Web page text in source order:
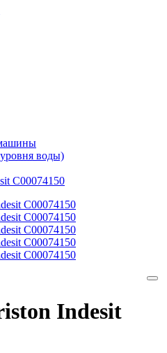
воды)
C00074150
Indesit